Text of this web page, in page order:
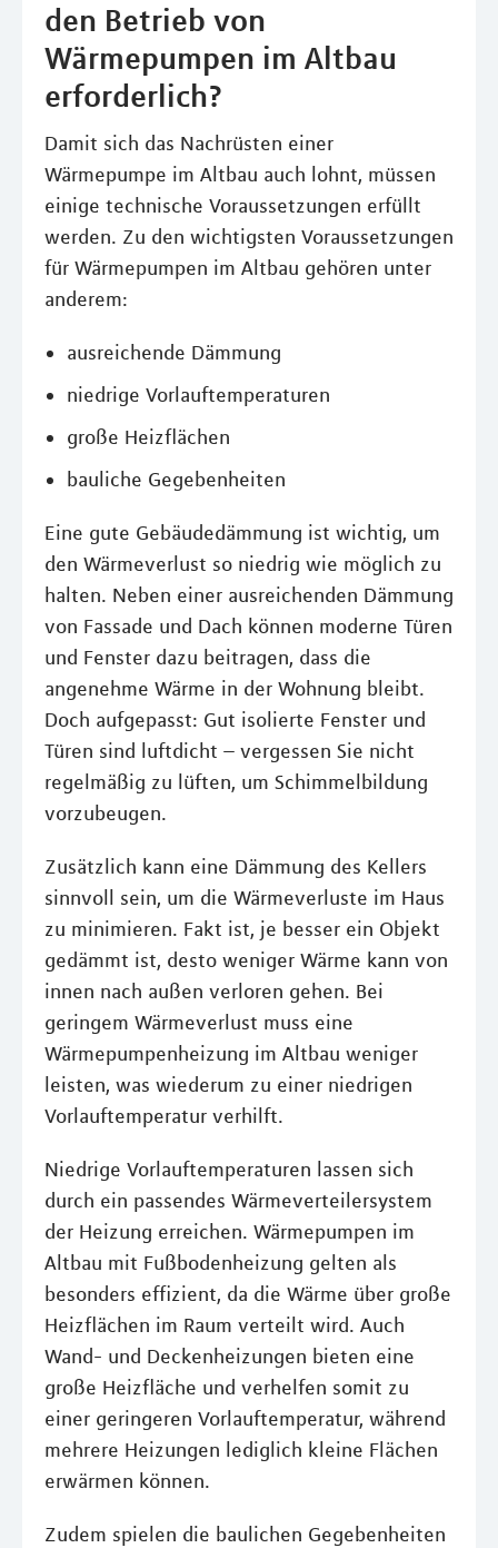
den Betrieb von
Wärmepumpen im Altbau
erforderlich?
Damit sich das Nachrüsten einer
Wärmepumpe im Altbau auch lohnt, müssen
einige technische Voraussetzungen erfüllt
werden. Zu den wichtigsten Voraussetzungen
für Wärmepumpen im Altbau gehören unter
anderem:
ausreichende Dämmung
niedrige Vorlauftemperaturen
große Heizflächen
bauliche Gegebenheiten
Eine gute Gebäudedämmung ist wichtig, um
den Wärmeverlust so niedrig wie möglich zu
halten. Neben einer ausreichenden Dämmung
von Fassade und Dach können moderne Türen
und Fenster dazu beitragen, dass die
angenehme Wärme in der Wohnung bleibt.
Doch aufgepasst: Gut isolierte Fenster und
Türen sind luftdicht – vergessen Sie nicht
regelmäßig zu lüften, um Schimmelbildung
vorzubeugen.
Zusätzlich kann eine Dämmung des Kellers
sinnvoll sein, um die Wärmeverluste im Haus
zu minimieren. Fakt ist, je besser ein Objekt
gedämmt ist, desto weniger Wärme kann von
innen nach außen verloren gehen. Bei
geringem Wärmeverlust muss eine
Wärmepumpenheizung im Altbau weniger
leisten, was wiederum zu einer niedrigen
Vorlauftemperatur verhilft.
Niedrige Vorlauftemperaturen lassen sich
durch ein passendes Wärmeverteilersystem
der Heizung erreichen. Wärmepumpen im
Altbau mit Fußbodenheizung gelten als
besonders effizient, da die Wärme über große
Heizflächen im Raum verteilt wird. Auch
Wand- und Deckenheizungen bieten eine
große Heizfläche und verhelfen somit zu
einer geringeren Vorlauftemperatur, während
mehrere Heizungen lediglich kleine Flächen
erwärmen können.
Zudem spielen die baulichen Gegebenheiten